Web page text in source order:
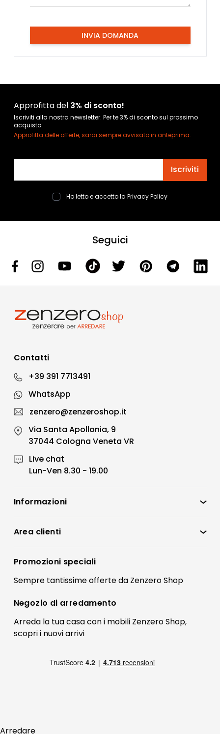
INVIA DOMANDA
Approfitta del 3% di sconto!
Iscriviti alla nostra newsletter. Per te 3% di sconto sul prossimo
acquisto.
Approfitta delle offerte, sarai sempre avvisato in anteprima.
Iscriviti
Ho letto e accetto la Privacy Policy
Seguici
Contatti
+39 391 7713491
WhatsApp
zenzero@zenzeroshop.it
Via Santa Apollonia, 9
37044 Cologna Veneta VR
Live chat
Lun-Ven 8.30 - 19.00
Informazioni
Condizioni di vendita
Preferenze Cookies
Termini e condizioni
Contatti
FAQ
Pagamenti
Area clienti
Registrati
Il mio account
Promozioni speciali
Sempre tantissimeofferteda Zenzero Shop
Negozio di arredamento
Arreda la tua casa con i mobili Zenzero Shop,
scopri i nuovi arrivi
Arredare